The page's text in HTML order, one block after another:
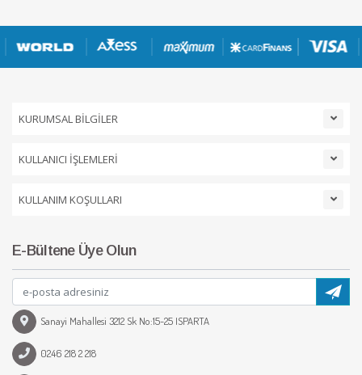
KURUMSAL BİLGİLER
KULLANICI İŞLEMLERİ
KULLANIM KOŞULLARI
E-Bültene Üye Olun
Sanayi Mahallesi 3212 Sk No:15-25 ISPARTA
0246 218 2 218